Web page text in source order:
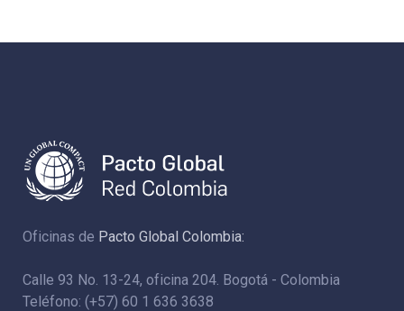
Oficinas de Pacto Global Colombia:
Calle 93 No. 13-24, oficina 204. Bogotá - Colombia
Teléfono: (+57) 60 1 636 3638